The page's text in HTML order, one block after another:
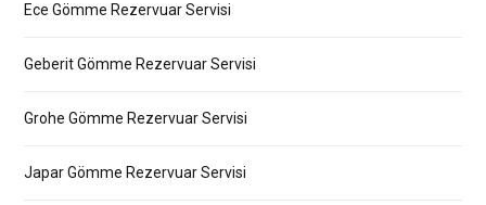
Ece Gömme Rezervuar Servisi
Geberit Gömme Rezervuar Servisi
Grohe Gömme Rezervuar Servisi
Japar Gömme Rezervuar Servisi